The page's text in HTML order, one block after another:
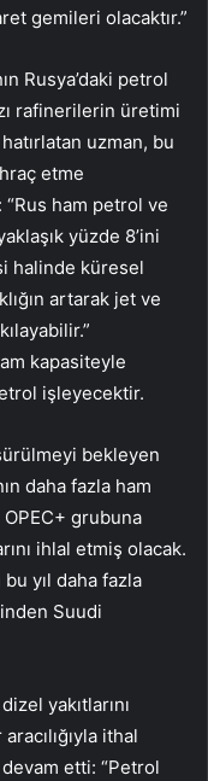
gemileri olacaktır.”
Rusya’daki petrol
rafinerilerin üretimi
uzman, bu
etme
ham petrol ve
yüzde 8’ini
halinde küresel
artarak jet ve
kapasiteyle
işleyecektir.
bekleyen
daha fazla ham
grubuna
ihlal etmiş olacak.
yıl daha fazla
Suudi
yakıtlarını
ithal
etti: “Petrol